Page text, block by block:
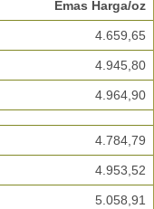
Emas Harga/oz
4.659,65
4.945,80
4.964,90
4.784,79
4.953,52
5.058,91